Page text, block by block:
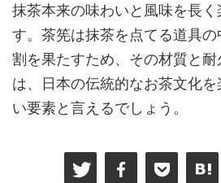
抹茶本来の味わいと風味を長く
す。茶筅は抹茶を点てる道具
割を果たすため、その材質と耐
は、日本の伝統的なお茶文化
い要素と言えるでしょう。